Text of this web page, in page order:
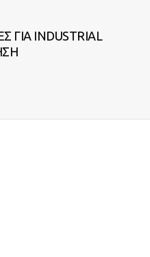
ΓΙΑ INDUSTRIAL